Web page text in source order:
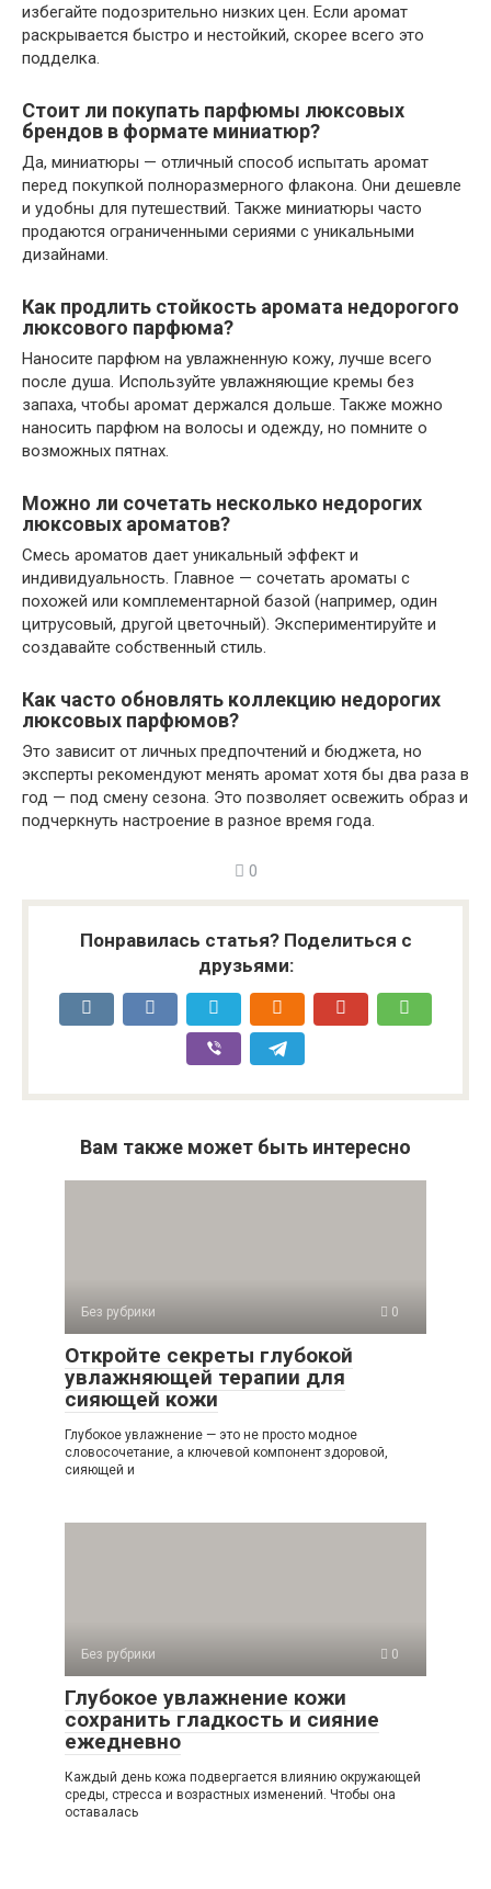
избегайте подозрительно низких цен. Если аромат
раскрывается быстро и нестойкий, скорее всего это
подделка.
Стоит ли покупать парфюмы люксовых
брендов в формате миниатюр?
Да, миниатюры — отличный способ испытать аромат
перед покупкой полноразмерного флакона. Они дешевле
и удобны для путешествий. Также миниатюры часто
продаются ограниченными сериями с уникальными
дизайнами.
Как продлить стойкость аромата недорогого
люксового парфюма?
Наносите парфюм на увлажненную кожу, лучше всего
после душа. Используйте увлажняющие кремы без
запаха, чтобы аромат держался дольше. Также можно
наносить парфюм на волосы и одежду, но помните о
возможных пятнах.
Можно ли сочетать несколько недорогих
люксовых ароматов?
Смесь ароматов дает уникальный эффект и
индивидуальность. Главное — сочетать ароматы с
похожей или комплементарной базой (например, один
цитрусовый, другой цветочный). Экспериментируйте и
создавайте собственный стиль.
Как часто обновлять коллекцию недорогих
люксовых парфюмов?
Это зависит от личных предпочтений и бюджета, но
эксперты рекомендуют менять аромат хотя бы два раза в
год — под смену сезона. Это позволяет освежить образ и
подчеркнуть настроение в разное время года.
0
Понравилась статья? Поделиться с
друзьями:
Вам также может быть интересно
Без рубрики 0
Откройте секреты глубокой
увлажняющей терапии для
сияющей кожи
Глубокое увлажнение — это не просто модное
словосочетание, а ключевой компонент здоровой,
сияющей и
Без рубрики 0
Глубокое увлажнение кожи
сохранить гладкость и сияние
ежедневно
Каждый день кожа подвергается влиянию окружающей
среды, стресса и возрастных изменений. Чтобы она
оставалась